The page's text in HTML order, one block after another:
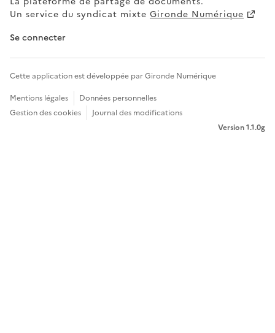
Un service du syndicat mixte Gironde Numérique
Se connecter
Cette application est développée par Gironde Numérique
Mentions légales
Données personnelles
Gestion des cookies
Journal des modifications
Version 1.1.0g